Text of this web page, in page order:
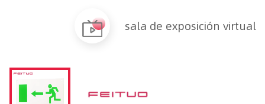
sala de exposición virtual